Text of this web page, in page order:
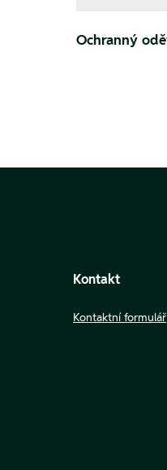
Ochranný
Kontakt
Kontaktní formulář